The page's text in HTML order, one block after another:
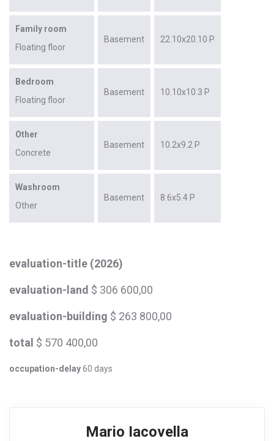
Family room
Floating floor
Basement 22.10x20.10 P
Bedroom
Floating floor
Basement 10.10x10.3 P
Other
Concrete
Basement 10.2x9.2 P
Washroom
Other
Basement 8.6x5.4 P
evaluation-title (2026)
evaluation-land $ 306 600,00
evaluation-building $ 263 800,00
total $ 570 400,00
occupation-delay60 days
Mario Iacovella